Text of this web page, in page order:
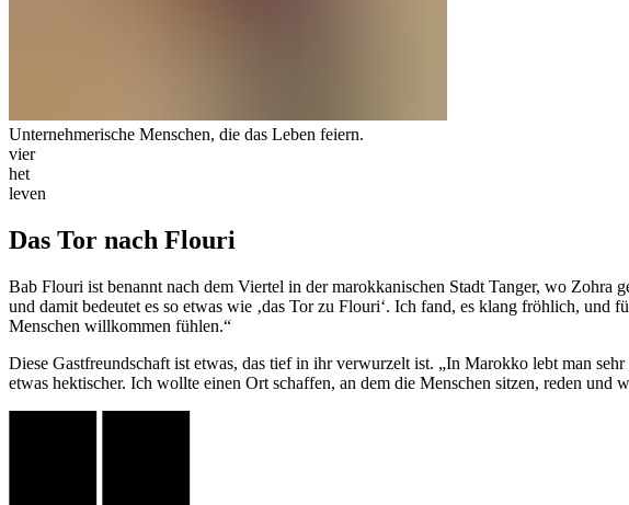
Unternehmerische Menschen, die das Leben feiern.
vier
het
leven
Das Tor nach Flouri
Bab Flouri ist benannt nach dem Viertel in der marokkanischen Stadt Tanger, wo Zohra
und damit bedeutet es so etwas wie ‚das Tor zu Flouri‘. Ich fand, es klang fröhlich, und
Menschen willkommen fühlen.“
Diese Gastfreundschaft ist etwas, das tief in ihr verwurzelt ist. „In Marokko lebt man
etwas hektischer. Ich wollte einen Ort schaffen, an dem die Menschen sitzen, reden und